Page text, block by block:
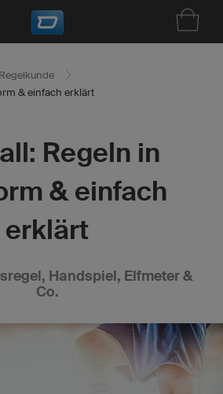
Regelkunde
& einfach erklärt
Regeln in
& einfach
erklärt
Handspiel, Elfmeter &
Co.